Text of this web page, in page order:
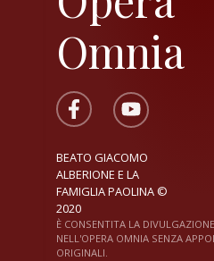
Omnia
BEATO GIACOMO
ALBERIONE E LA
FAMIGLIA PAOLINA ©
2020
È CONSENTITA LA
NELL'OPERA OMNIA SENZA
ORIGINALI.